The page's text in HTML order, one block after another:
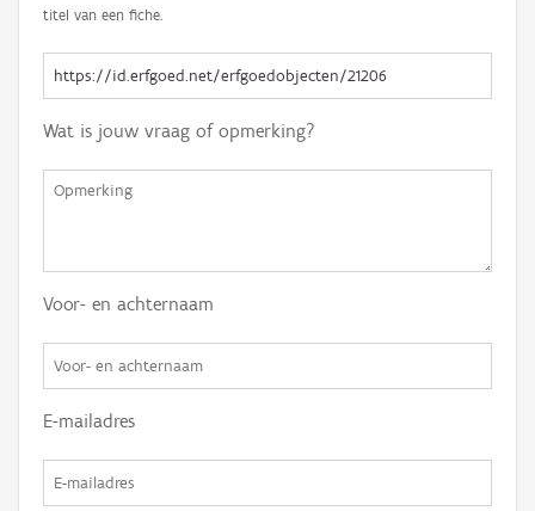
titel van een fiche.
Wat is jouw vraag of opmerking?
Voor- en achternaam
E-mailadres